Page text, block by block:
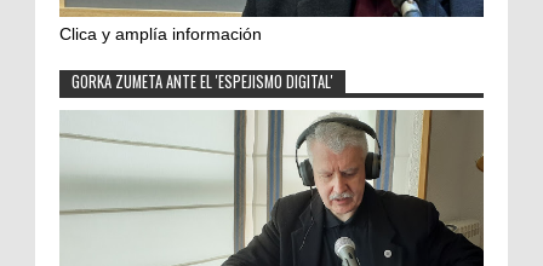
Clica y amplía información
GORKA ZUMETA ANTE EL 'ESPEJISMO DIGITAL'